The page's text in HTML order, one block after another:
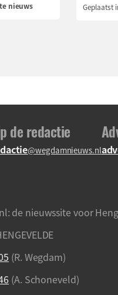
nieuws Geplaatst
de redactie
@wegdamnieuws.nl
de nieuwssite voor
(R. Wegdam)
(A. Schoneveld)